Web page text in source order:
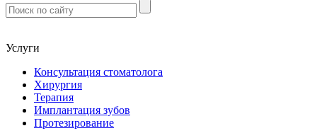
Услуги
Консультация стоматолога
Хирургия
Терапия
Имплантация зубов
Протезирование